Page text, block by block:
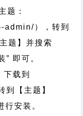
题：
admin/），转到
题】并搜索
” 即可。
载到
【主题】
行安装。